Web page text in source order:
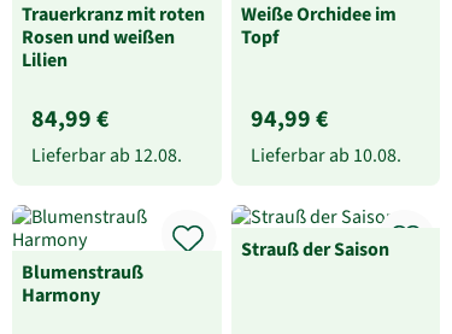
Trauerkranz mit roten
Rosen und weißen
Lilien
84,99 €
Lieferbar ab 12.08.
Weiße Orchidee im
Topf
94,99 €
Lieferbar ab 10.08.
Blumenstrauß
Harmony
Strauß der Saison